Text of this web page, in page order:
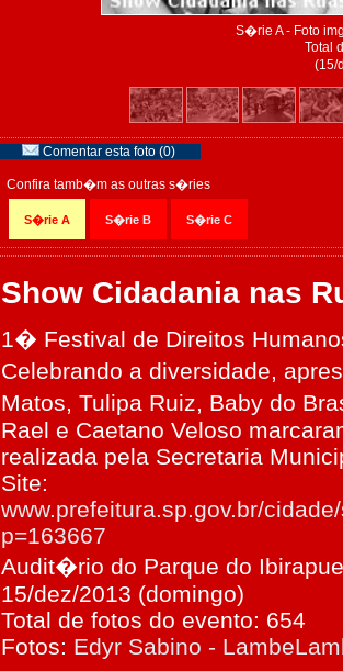
S�rie A - Foto
Total
(15/
Comentar esta foto (0)
Confira tamb�m as outras s�ries
S�rie A S�rie B S�rie C
Show Cidadania nas
1� Festival de Direitos
Celebrando a diversidade,
Matos, Tulipa Ruiz, Baby do
Rael e Caetano Veloso
realizada pela Secretaria
Site:
www.prefeitura.sp.gov.br/
p=163667
Audit�rio do Parque do
15/dez/2013 (domingo)
Total de fotos do evento: 654
Fotos: Edyr Sabino -